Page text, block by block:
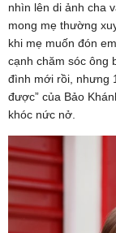
nhìn lên di ảnh cha
mong mẹ thường
khi mẹ muốn đón
cạnh chăm sóc ông
đình mới rồi, nhưng
được” của Bảo
khóc nức nở.